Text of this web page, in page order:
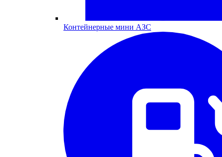
Контейнерные мини АЗС